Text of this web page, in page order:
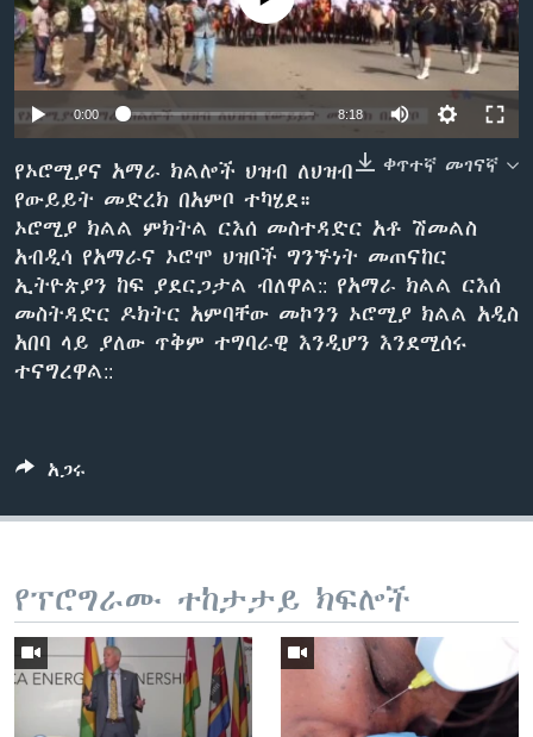
ቋንቋዎች
0:00 8:18
ቀጥተኛ መገናኛ
የኦሮሚያና አማራ ክልሎች ህዝብ ለህዝብ
የውይይት መድረክ በአምቦ ተካሄደ።
ኦሮሚያ ክልል ምክትል ርእሰ መስተዳድር አቶ ሽመልስ
አብዲሳ የአማራና ኦሮሞ ህዝቦች ግንኙነት መጠናከር
ኢትዮጵያን ከፍ ያደርጋታል ብለዋል:: የአማራ ክልል ርእሰ
መስትዳድር ዶክትር አምባቸው መኮንን ኦሮሚያ ክልል አዲስ
አበባ ላይ ያለው ጥቅም ተግባራዊ እንዲሆን እንደሚሰሩ
ተናግረዋል::
አጋሩ
የፕሮግራሙ ተከታታይ ክፍሎች